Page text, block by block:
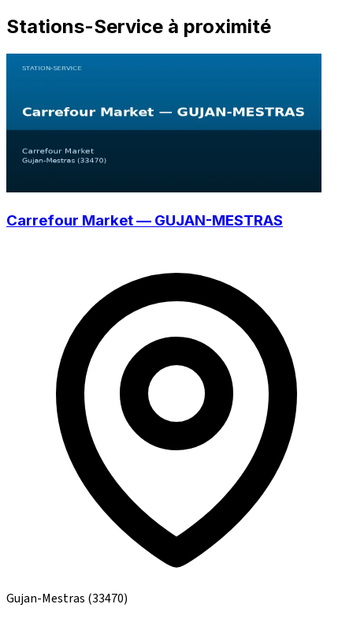
Stations-Service à proximité
Carrefour Market — GUJAN-MESTRAS
Gujan-Mestras (33470)